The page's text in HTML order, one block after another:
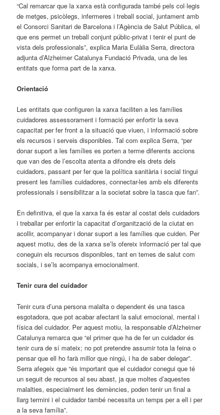
“Cal remarcar que la xarxa està configurada també pels col·legis
de metges, psicòlegs, infermeres i treball social, juntament amb
el Consorci Sanitari de Barcelona i l’Agència de Salut Pública, el
que ens permet un treball conjunt públic-privat i tenir el punt de
vista dels professionals”, explica Maria Eulàlia Serra, directora
adjunta d’Alzheimer Catalunya Fundació Privada, una de les
entitats que forma part de la xarxa.
Orientació
Les entitats que configuren la xarxa faciliten a les famílies
cuidadores assessorament i formació per enfortir la seva
capacitat per fer front a la situació que viuen, i informació sobre
els recursos i serveis disponibles. Tal com explica Serra, “per
donar suport a les famílies es porten a terme diferents accions
que van des de l’escolta atenta a difondre els drets dels
cuidadors, passant per fer que la política sanitària i social tingui
present les famílies cuidadores, connectar-les amb els diferents
professionals i sensibilitzar a la societat sobre la tasca que fan”.
En definitiva, el que la xarxa fa és estar al costat dels cuidadors
i treballar per enfortir la capacitat d’organització de la ciutat en
acollir, acompanyar i donar suport a les famílies que cuiden. Per
aquest motiu, des de la xarxa se’ls ofereix informació per tal que
coneguin els recursos disponibles, tant en temes de salut com
socials, i se’ls acompanya emocionalment.
Tenir cura del cuidador
Tenir cura d’una persona malalta o dependent és una tasca
esgotadora, que pot acabar afectant la salut emocional, mental i
física del cuidador. Per aquest motiu, la responsable d’Alzheimer
Catalunya remarca que “el primer que ha de fer un cuidador és
tenir cura de sí mateix; no pot pretendre assumir tota la feina o
pensar que ell ho farà millor que ningú, i ha de saber delegar”.
Serra afegeix que “és important que el cuidador conegui que té
un seguit de recursos al seu abast, ja que moltes d’aquestes
malalties, especialment les demències, poden tenir un final a
llarg termini i el cuidador també necessita un temps per a ell i per
a la seva família”.